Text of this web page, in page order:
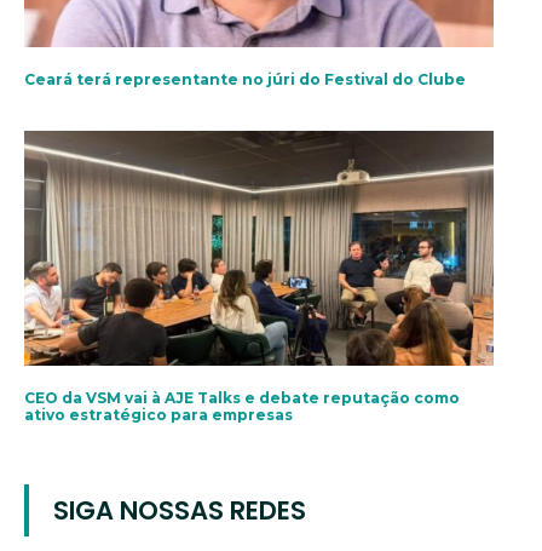
Ceará terá representante no júri do Festival do Clube
CEO da VSM vai à AJE Talks e debate reputação como
ativo estratégico para empresas
SIGA NOSSAS REDES